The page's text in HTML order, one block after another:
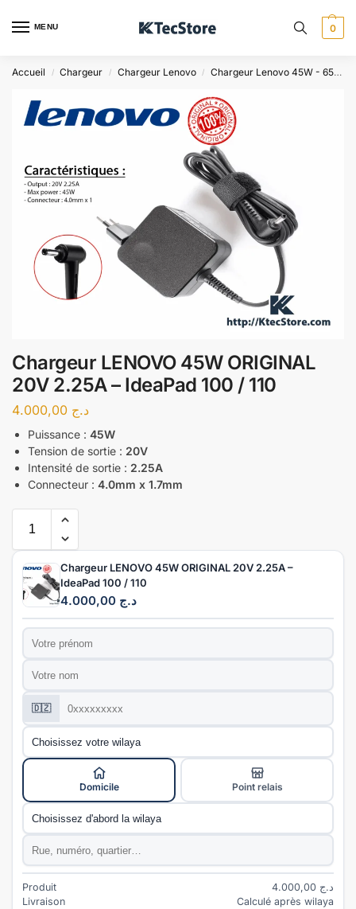
MENU 0
Accueil / Chargeur / Chargeur Lenovo / Chargeur Lenovo 45W - 65W
Chargeur LENOVO 45W ORIGINAL
20V 2.25A – IdeaPad 100 / 110
د.ج
Puissance : 45W
Tension de sortie : 20V
Intensité de sortie : 2.25A
Connecteur : 4.0mm x 1.7mm
Chargeur LENOVO 45W ORIGINAL 20V 2.25A –
IdeaPad 100 / 110
د.ج 4.000,00
Prénom
Nom
Téléphone
🇩🇿
Wilaya
Mode de livraison
Domicile
Point relais
Commune
Adresse
Produit د.ج
Livraison
Calculé après wilaya